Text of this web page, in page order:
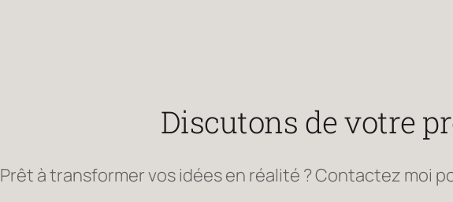
Discutons de votre
Prêt à transformer vos idées en réalité ? Contactez moi